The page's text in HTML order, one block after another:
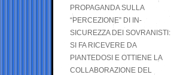
PROPAGANDA SULLA
“PERCEZIONE” DI IN-
SICUREZZA DEI SOVRANISTI:
SI FA RICEVERE DA
PIANTEDOSI E OTTIENE LA
COLLABORAZIONE DEL